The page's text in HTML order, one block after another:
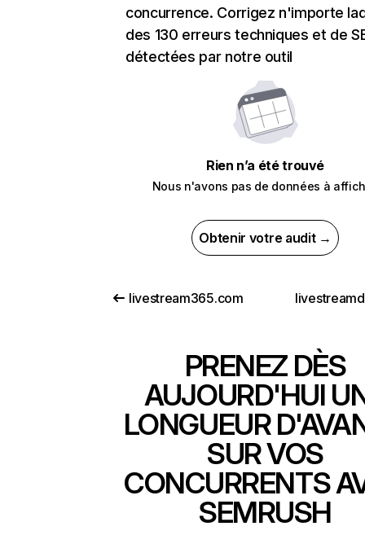
concurrence. Corrigez n'importe
des 130 erreurs techniques et de
détectées par notre outil
Rien n’a été trouvé
Nous n'avons pas de données à
Obtenir votre audit →
livestream365.com
PRENEZ DÈS
AUJOURD'HUI
LONGUEUR
SUR VOS
CONCURRENTS
SEMRUSH